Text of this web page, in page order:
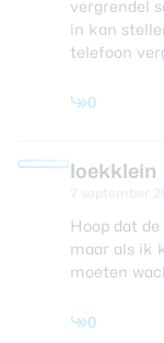
vergrendel
in kan
telefoon
0
loekklein
Hoop dat
maar als ik
moeten
0